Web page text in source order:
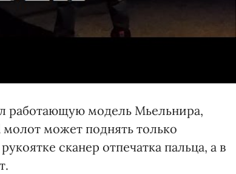
работающую модель Мьельнира,
может поднять только
сканер отпечатка пальца, а в